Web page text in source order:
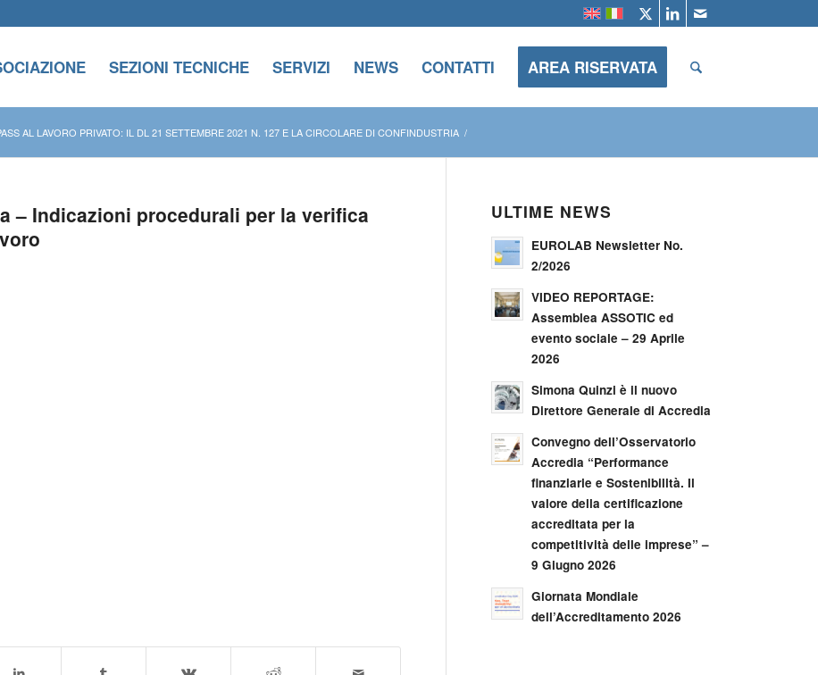
SEZIONI TECNICHE SERVIZI NEWS CONTATTI AREA RISERVATA
AL LAVORO PRIVATO: IL DL 21 SETTEMBRE 2021 N. 127 E LA CIRCOLARE DI CONFINDUSTRIA /
– Indicazioni procedurali per la verifica
ULTIME NEWS
EUROLAB Newsletter No.
2/2026
VIDEO REPORTAGE:
Assemblea ASSOTIC ed
evento sociale – 29 Aprile
2026
Simona Quinzi è il nuovo
Direttore Generale di Accredia
Convegno dell’Osservatorio
Accredia “Performance
finanziarie e Sostenibilità. Il
valore della certificazione
accreditata per la
competitività delle imprese” –
9 Giugno 2026
Giornata Mondiale
dell’Accreditamento 2026